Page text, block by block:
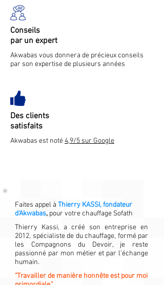
Conseils
par un expert
Akwabas vous donnera de précieux conseils
par son expertise de plusieurs années
Des clients
satisfaits
Akwabas est noté4,9/5 sur Google
Faites appel à Thierry KASSI, fondateur
d'Akwabas, pour votre chauffage Sofath
Thierry Kassi, a créé son entreprise en
2012, spécialiste de du chauffage, formé par
les Compagnons du Devoir, je reste
passionné par mon métier et par l'échange
humain.
"Travailler de manière honnête est pour moi